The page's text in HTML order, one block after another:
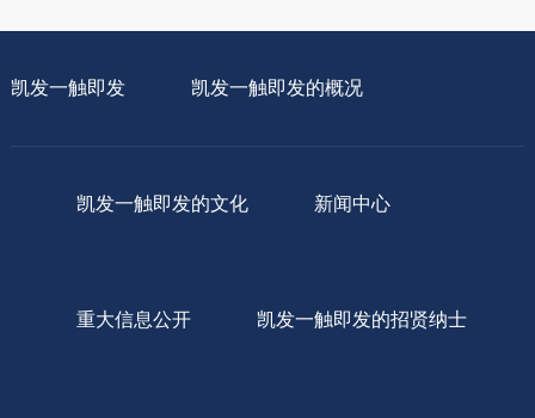
凯发一触即发 凯发一触即发的概况
凯发一触即发的文化 新闻中心
重大信息公开 凯发一触即发的招贤纳士